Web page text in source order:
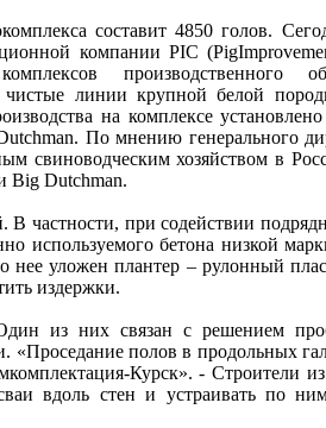
составит 4850 голов.
компании PIC
производственного
чистые линии крупной белой
на комплексе
По мнению генерального
свиноводческим хозяйством в
Big Dutchman.
В частности, при содействии
используемого бетона низкой
уложен плантер – рулонный
издержки.
из них связан с решением
полов в продольных
Курск». - Строители
вдоль стен и устраивать по